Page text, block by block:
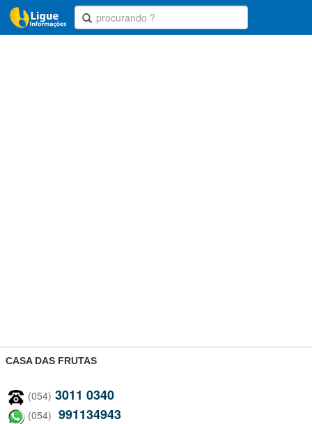
CASA DAS FRUTAS
(054) 3011 0340
(054) 991134943